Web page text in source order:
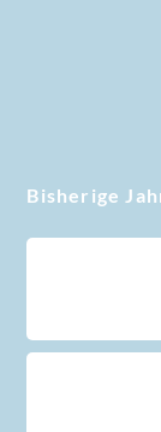
Bisherige